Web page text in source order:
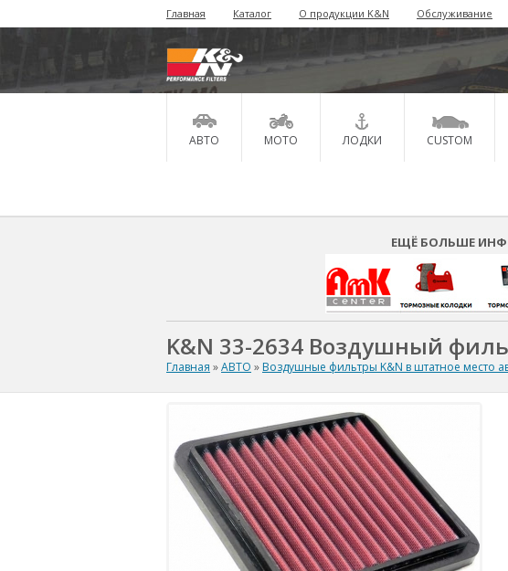
Главная Каталог О продукции K&N Обслуживание
АВТО МОТО ЛОДКИ CUSTOM
ЕЩЁ БОЛЬШЕ
K&N 33-2634 Воздушный
Главная »АВТО » Воздушные фильтры K&N в штатное место